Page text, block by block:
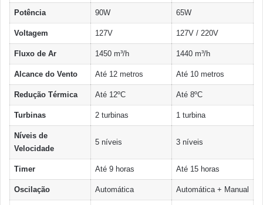
Potência 90W 65W
Voltagem 127V 127V / 220V
Fluxo de Ar 1450 m³/h 1440 m³/h
Alcance do Vento Até 12 metros Até 10 metros
Redução Térmica Até 12ºC Até 8ºC
Turbinas 2 turbinas 1 turbina
Níveis de
Velocidade
5 níveis 3 níveis
Timer Até 9 horas Até 15 horas
Oscilação Automática Automática + Manual